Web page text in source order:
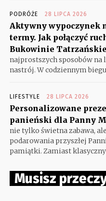
PODRÓŻE 28 LIPCA 2026
Aktywny wypoczynek
termy. Jak połączyć
Bukowinie
najprostszych sposobów na
nastrój. W codziennym
LIFESTYLE 28 LIPCA 2026
Personalizowane
panieński dla Panny
nie tylko świetna zabawa,
podarowania przyszłej
pamiątki. Zamiast
Musisz